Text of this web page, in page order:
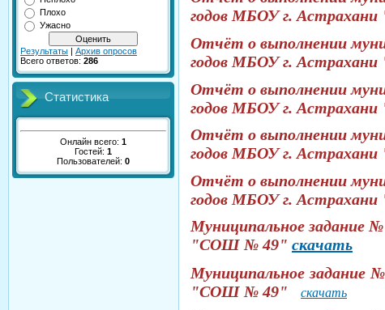
Плохо
Ужасно
Результаты | Архив опросов
Всего ответов: 286
Статистика
Онлайн всего: 1
Гостей: 1
Пользователей: 0
годов МБОУ г.
Отчёт о выполнении
годов МБОУ г.
Отчёт о выполнении
годов МБОУ г.
Отчёт о выполнении
годов МБОУ г.
Отчёт о выполнении
годов МБОУ г.
Муниципальное задание
"СОШ № 49" скачать
Муниципальное задание
"СОШ № 49"
скачать